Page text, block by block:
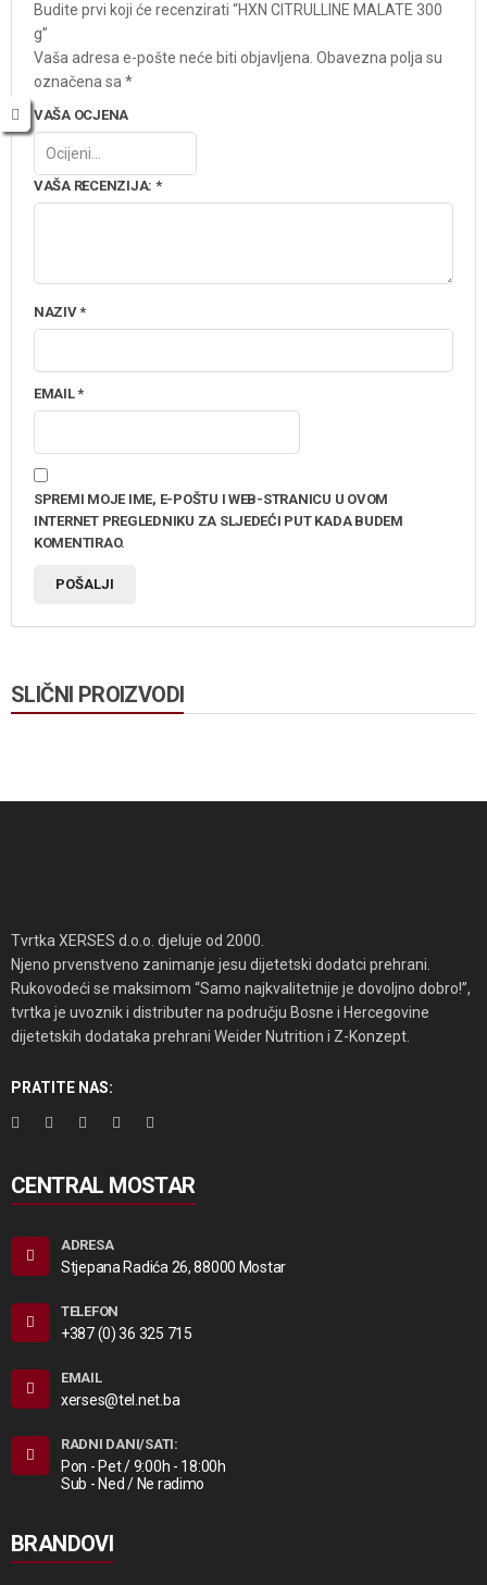
Budite prvi koji će recenzirati “HXN CITRULLINE MALATE 300
g”
Vaša adresa e-pošte neće biti objavljena. Obavezna polja su
označena sa *
VAŠA OCJENA
VAŠA RECENZIJA: *
NAZIV*
EMAIL*
SPREMI MOJE IME, E-POŠTU I WEB-STRANICU U OVOM
INTERNET PREGLEDNIKU ZA SLJEDEĆI PUT KADA BUDEM
KOMENTIRAO.
SLIČNI PROIZVODI
Tvrtka XERSES d.o.o. djeluje od 2000.
Njeno prvenstveno zanimanje jesu dijetetski dodatci prehrani.
Rukovodeći se maksimom “Samo najkvalitetnije je dovoljno dobro!”,
tvrtka je uvoznik i distributer na području Bosne i Hercegovine
dijetetskih dodataka prehrani Weider Nutrition i Z-Konzept.
PRATITE NAS:
CENTRAL MOSTAR
ADRESA
Stjepana Radića 26, 88000 Mostar
TELEFON
+387 (0) 36 325 715
EMAIL
xerses@tel.net.ba
RADNI DANI/SATI:
Pon - Pet / 9:00h - 18:00h
Sub - Ned / Ne radimo
BRANDOVI